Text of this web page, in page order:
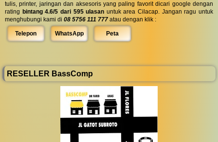
tulis, printer, jaringan dan aksesoris yang paling favorit dicari google dengan
rating bintang 4.6/5 dari 595 ulasan untuk area Cilacap. Jangan ragu untuk
menghubungi kami di 08 5756 111 777 atau dengan klik :
Telepon WhatsApp Peta
RESELLER BassComp